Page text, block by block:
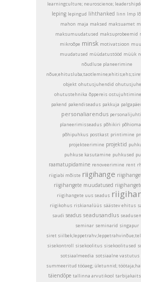
learningculture; neuroscience;
leping lepingud lihthanked linn lmp
mahon maja maksed maksuamet
maksumuudatused maksuprobeemid
mikroõpe minsk motivatsioon
muudatused müüdatustööd müük
nõudluse planeerimine
objekt ohutusjuhendid
ohutustehnika õppereis ostujuhtimine
pakend pakendiseadus pakkuja
personaliarendus
planeerimisseadus põhikiri
põhipuhkus postkast printimine
projekteerimine projektid
puhkuse kasutamine puhkused
raamatupidamine renoveerimine rent
riigiabi mõiste riigihange
riigihangete muudatused
riigihangete uus seadus
riigikohus riskianalüüs säästev ehitus
saudi seadus seadusandlus
seminar seminarid singapur
siret
sisekontroll sisekoolitus sisekoolitused
sotsiaalmeedia sotsiaalne vastutus
summeeritud tööaeg; ületunnid;
täiendõpe tallinna arvutikool